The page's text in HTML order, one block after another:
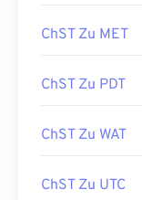
ChST Zu MET
ChST Zu PDT
ChST Zu WAT
ChST Zu UTC